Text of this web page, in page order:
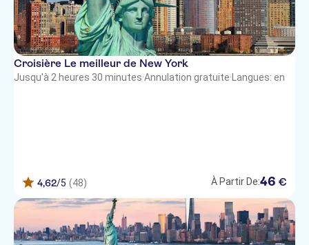
Croisière Le meilleur de New York
Jusqu'à 2 heures 30 minutes·Annulation gratuite· Langues: en
4,62/5 (48) À Partir De:46 €